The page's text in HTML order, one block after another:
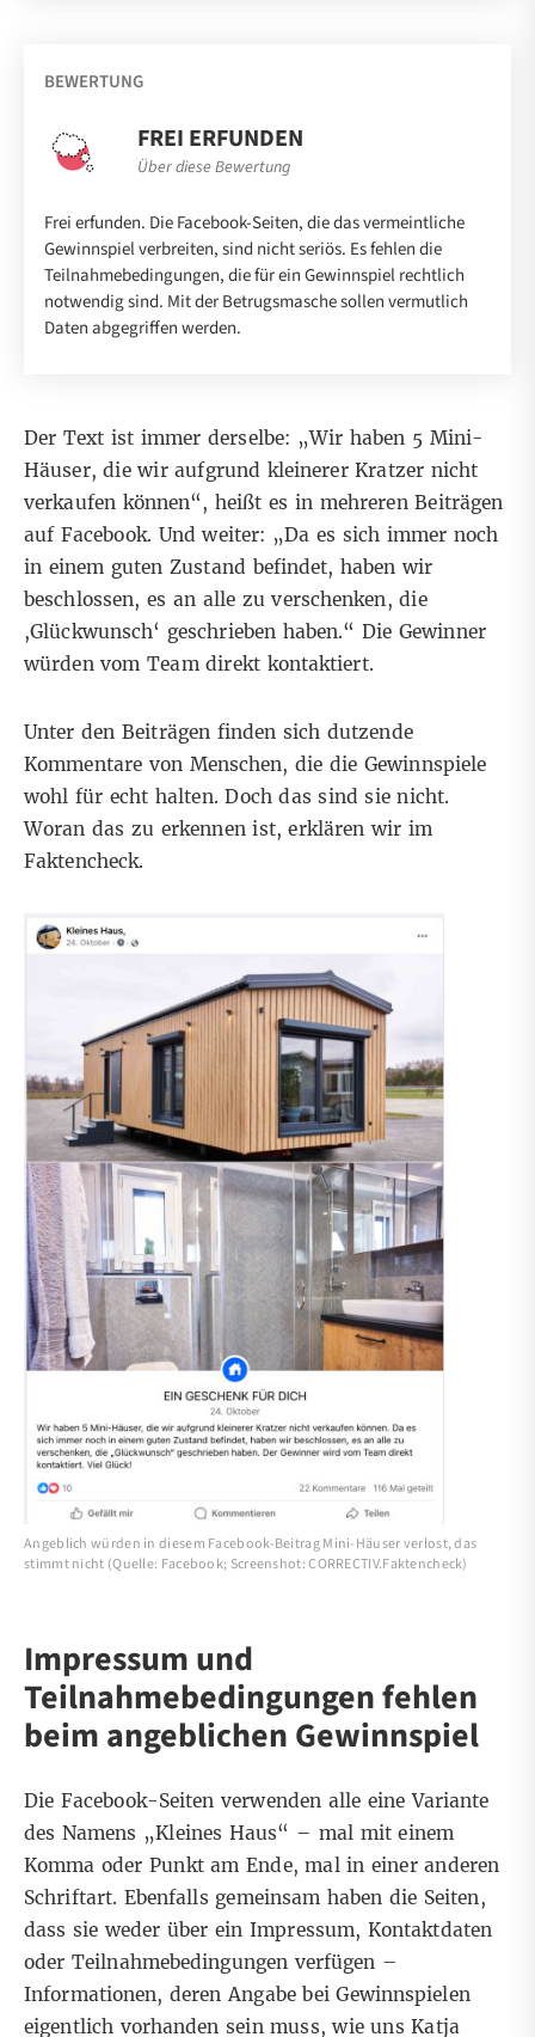
BEWERTUNG
FREI ERFUNDEN
Über diese Bewertung
Frei erfunden. Die Facebook-Seiten, die das vermeintliche
Gewinnspiel verbreiten, sind nicht seriös. Es fehlen die
Teilnahmebedingungen, die für ein Gewinnspiel rechtlich
notwendig sind. Mit der Betrugsmasche sollen vermutlich
Daten abgegriffen werden.
Der Text ist immer derselbe: „Wir haben 5 Mini-
Häuser, die wir aufgrund kleinerer Kratzer nicht
verkaufen können“, heißt es in mehreren Beiträgen
auf Facebook. Und weiter: „Da es sich immer noch
in einem guten Zustand befindet, haben wir
beschlossen, es an alle zu verschenken, die
,Glückwunsch‘ geschrieben haben.“ Die Gewinner
würden vom Team direkt kontaktiert.
Unter den Beiträgen finden sich dutzende
Kommentare von Menschen, die die Gewinnspiele
wohl für echt halten. Doch das sind sie nicht.
Woran das zu erkennen ist, erklären wir im
Faktencheck.
Angeblich würden in diesem Facebook-Beitrag Mini-Häuser verlost, das
stimmt nicht (Quelle: Facebook; Screenshot: CORRECTIV.Faktencheck)
Impressum und
Teilnahmebedingungen fehlen
beim angeblichen Gewinnspiel
Die Facebook-Seiten verwenden alle eine Variante
des Namens „Kleines Haus“ – mal mit einem
Komma oder Punkt am Ende, mal in einer anderen
Schriftart. Ebenfalls gemeinsam haben die Seiten,
dass sie weder über ein Impressum, Kontaktdaten
oder Teilnahmebedingungen verfügen –
Informationen, deren Angabe bei Gewinnspielen
eigentlich vorhanden sein muss, wie uns Katja